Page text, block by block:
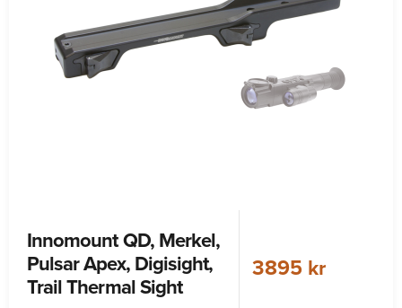
Innomount QD, Merkel,
Pulsar Apex, Digisight,
Trail Thermal Sight
3895 kr